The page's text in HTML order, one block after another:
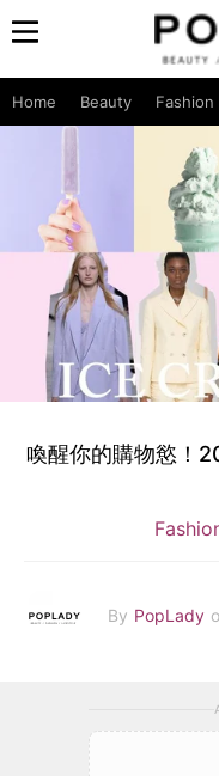
Home Beauty Fashion
喚醒你的購物慾！
By PopLady